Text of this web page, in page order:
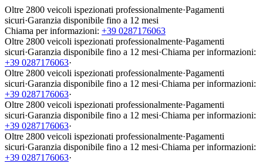
Oltre 2800 veicoli ispezionati professionalmente·Pagamenti
sicuri·Garanzia disponibile fino a 12 mesi
Chiama per informazioni: +39 0287176063
Oltre 2800 veicoli ispezionati professionalmente·Pagamenti
sicuri·Garanzia disponibile fino a 12 mesi·Chiama per informazioni:
+39 0287176063·
Oltre 2800 veicoli ispezionati professionalmente·Pagamenti
sicuri·Garanzia disponibile fino a 12 mesi·Chiama per informazioni:
+39 0287176063·
Oltre 2800 veicoli ispezionati professionalmente·Pagamenti
sicuri·Garanzia disponibile fino a 12 mesi·Chiama per informazioni:
+39 0287176063·
Oltre 2800 veicoli ispezionati professionalmente·Pagamenti
sicuri·Garanzia disponibile fino a 12 mesi·Chiama per informazioni:
+39 0287176063·